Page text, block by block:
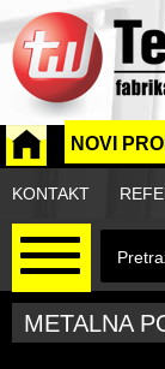
NOVI
KONTAKT
METALNA